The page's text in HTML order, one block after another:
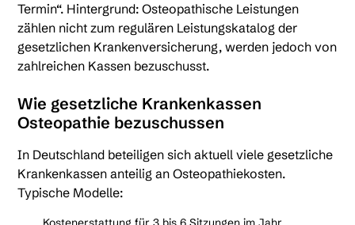
Termin“. Hintergrund: Osteopathische Leistungen
zählen nicht zum regulären Leistungskatalog der
gesetzlichen Krankenversicherung, werden jedoch von
zahlreichen Kassen bezuschusst.
Wie gesetzliche Krankenkassen
Osteopathie bezuschussen
In Deutschland beteiligen sich aktuell viele gesetzliche
Krankenkassen anteilig an Osteopathiekosten.
Typische Modelle: